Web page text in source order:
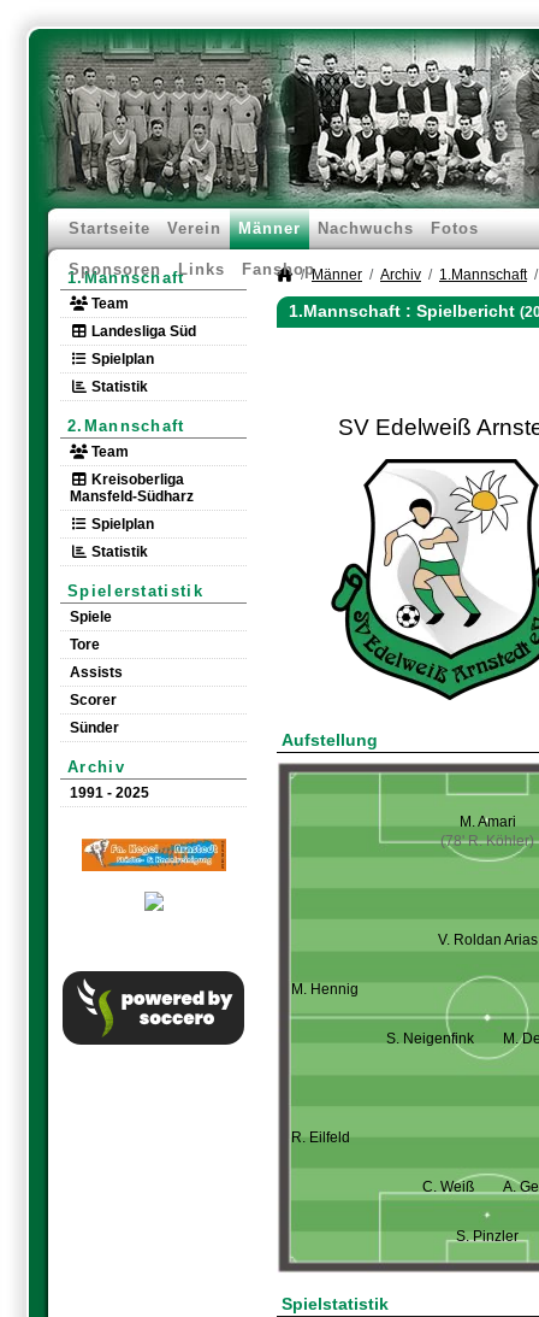
Startseite Verein Männer Nachwuchs Fotos
Sponsoren Links Fanshop
1.Mannschaft
Team
Landesliga Süd
Spielplan
Statistik
2.Mannschaft
Team
Kreisoberliga
Mansfeld-Südharz
Spielplan
Statistik
Spielerstatistik
Spiele
Tore
Assists
Scorer
Sünder
Archiv
1991 - 2025
Männer Archiv 1.Mannschaft
1.Mannschaft : Spielbericht
SV Edelweiß
Aufstellung
M. Amari
(78' R. Köhler)
V. Roldan Arias
M. Hennig
S. Neigenfink M.
R. Eilfeld
C. Weiß A.
S. Pinzler
Spielstatistik